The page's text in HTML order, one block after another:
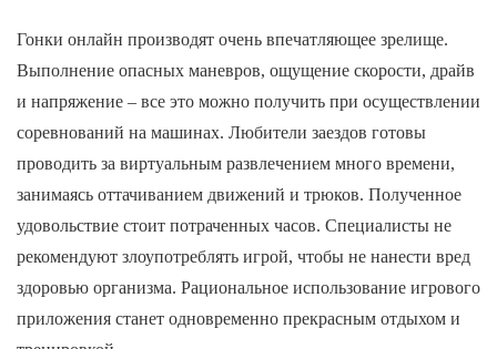
Гонки онлайн производят очень впечатляющее зрелище.
Выполнение опасных маневров, ощущение скорости, драйв
и напряжение – все это можно получить при осуществлении
соревнований на машинах. Любители заездов готовы
проводить за виртуальным развлечением много времени,
занимаясь оттачиванием движений и трюков. Полученное
удовольствие стоит потраченных часов. Специалисты не
рекомендуют злоупотреблять игрой, чтобы не нанести вред
здоровью организма. Рациональное использование игрового
приложения станет одновременно прекрасным отдыхом и